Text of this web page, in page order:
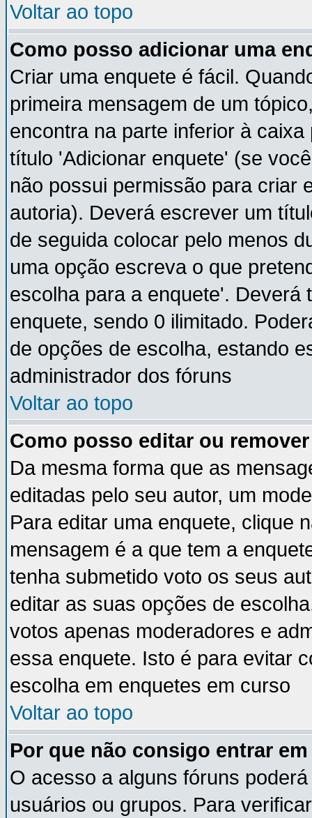
Voltar ao topo
Como posso adicionar uma
Criar uma enquete é fácil.
primeira mensagem de um
encontra na parte inferior à
título 'Adicionar enquete' (se
não possui permissão para criar
autoria). Deverá escrever um
de seguida colocar pelo menos
uma opção escreva o que
escolha para a enquete'. Deverá
enquete, sendo 0 ilimitado.
de opções de escolha, estando
administrador dos fóruns
Voltar ao topo
Como posso editar ou
Da mesma forma que as
editadas pelo seu autor, um
Para editar uma enquete, clique
mensagem é a que tem a
tenha submetido voto os seus
editar as suas opções de
votos apenas moderadores e
essa enquete. Isto é para evitar
escolha em enquetes em curso
Voltar ao topo
Por que não consigo entrar
O acesso a alguns fóruns
usuários ou grupos. Para